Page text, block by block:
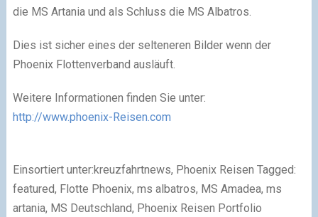
die MS Artania und als Schluss die MS Albatros.
Dies ist sicher eines der selteneren Bilder wenn der
Phoenix Flottenverband ausläuft.
Weitere Informationen finden Sie unter:
http://www.phoenix-Reisen.com
Einsortiert unter:kreuzfahrtnews, Phoenix Reisen Tagged:
featured, Flotte Phoenix, ms albatros, MS Amadea, ms
artania, MS Deutschland, Phoenix Reisen Portfolio